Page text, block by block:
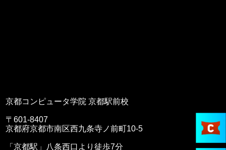
京都コンピュータ学院 京都駅前校
〒601-8407
京都府京都市南区西九条寺ノ前町10-5
「京都駅」八条西口より徒歩7分